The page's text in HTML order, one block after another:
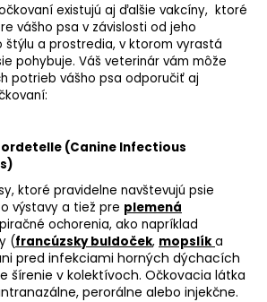
existujú aj ďalšie vakcíny, ktoré
vášho psa v závislosti od jeho
štýlu a prostredia, v ktorom vyrastá
pohybuje. Váš veterinár vám môže
potrieb vášho psa odporučiť aj
(Canine Infectious
ktoré pravidelne navštevujú psie
výstavy a tiež pre plemená
ochorenia, ako napríklad
(francúzsky buldoček, mopslík a
pred infekciami horných dýchacích
šírenie v kolektívoch. Očkovacia látka
perorálne alebo injekčne.